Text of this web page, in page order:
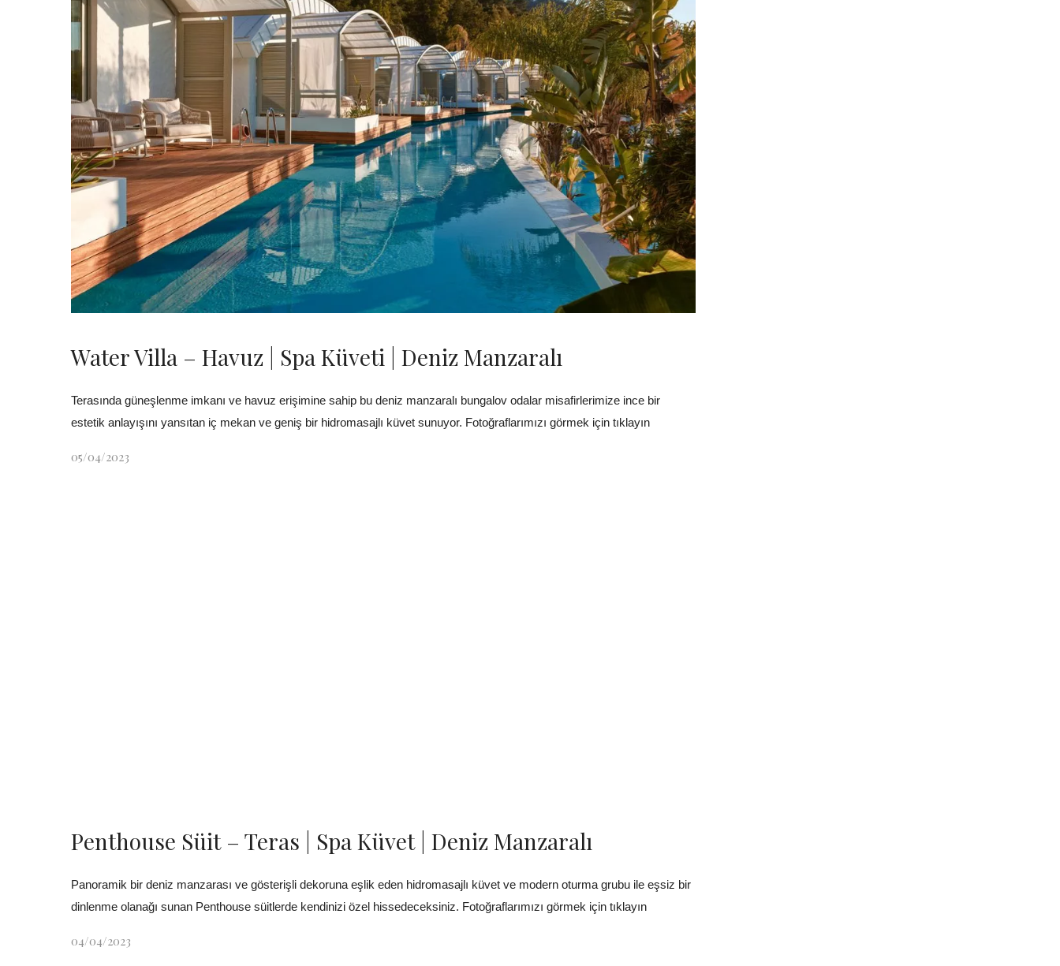
Water Villa – Havuz | Spa Küveti | Deniz Manzaralı
Terasında güneşlenme imkanı ve havuz erişimine sahip bu deniz manzaralı bungalov odalar misafirlerimize ince bir
estetik anlayışını yansıtan iç mekan ve geniş bir hidromasajlı küvet sunuyor. Fotoğraflarımızı görmek için tıklayın
05/04/2023
Penthouse Süit – Teras | Spa Küvet | Deniz Manzaralı
Panoramik bir deniz manzarası ve gösterişli dekoruna eşlik eden hidromasajlı küvet ve modern oturma grubu ile eşsiz bir
dinlenme olanağı sunan Penthouse süitlerde kendinizi özel hissedeceksiniz. Fotoğraflarımızı görmek için tıklayın
04/04/2023